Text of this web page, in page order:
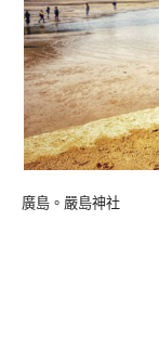
廣島。嚴島神社